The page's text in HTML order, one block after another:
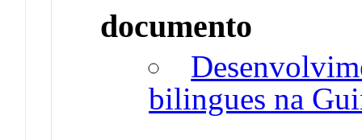
documento
bilingues na